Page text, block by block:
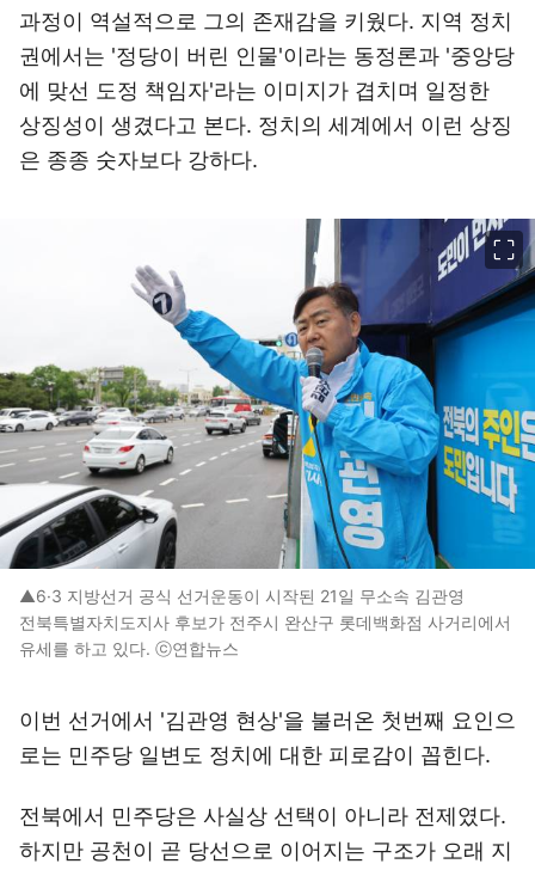
과정이 역설적으로 그의 존재감을 키웠다. 지역 정치
권에서는 '정당이 버린 인물'이라는 동정론과 '중앙당
에 맞선 도정 책임자'라는 이미지가 겹치며 일정한
상징성이 생겼다고 본다. 정치의 세계에서 이런 상징
은 종종 숫자보다 강하다.
▲6·3 지방선거 공식 선거운동이 시작된 21일 무소속 김관영
전북특별자치도지사 후보가 전주시 완산구 롯데백화점 사거리에서
유세를 하고 있다. ⓒ연합뉴스
이번 선거에서 '김관영 현상'을 불러온 첫번째 요인으
로는 민주당 일변도 정치에 대한 피로감이 꼽힌다.
전북에서 민주당은 사실상 선택이 아니라 전제였다.
하지만 공천이 곧 당선으로 이어지는 구조가 오래 지